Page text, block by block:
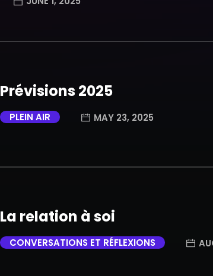
Prévisions 2025
PLEIN AIR MAY 23, 2025
La relation à soi
CONVERSATIONS ET RÉFLEXIONS